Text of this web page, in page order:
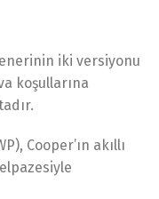
iki versiyonu
koşullarına
Cooper’ın akıllı